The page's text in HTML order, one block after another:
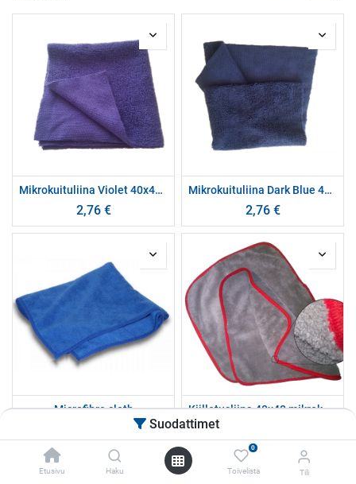
Suodattimet
Etusivu Haku
0
Toivelista Tili
Mikrokuituliina Violet 40x40cm 400g/m2
2,76€
Mikrokuituliina Dark Blue 40x40cm 400g/m2
2,76€
Microfibre cloth Kiillotusliina 40x40 mikrok. 600g, harmaa